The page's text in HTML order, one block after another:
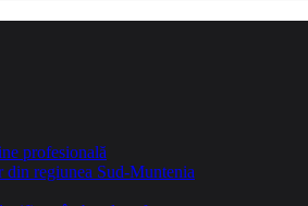
profesională
din regiunea Sud-Muntenia